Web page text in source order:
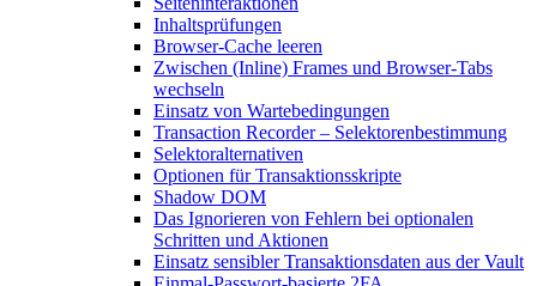
Inhaltsprüfungen
Browser-Cache leeren
Zwischen (Inline) Frames und Browser-Tabs
wechseln
Einsatz von Wartebedingungen
Transaction Recorder – Selektorenbestimmung
Selektoralternativen
Optionen für Transaktionsskripte
Shadow DOM
Das Ignorieren von Fehlern bei optionalen
Schritten und Aktionen
Einsatz sensibler Transaktionsdaten aus der Vault